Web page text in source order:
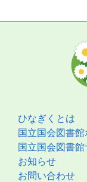
ひなぎくとは
国立国会図書
国立国会図書館
お知らせ
お問い合わせ